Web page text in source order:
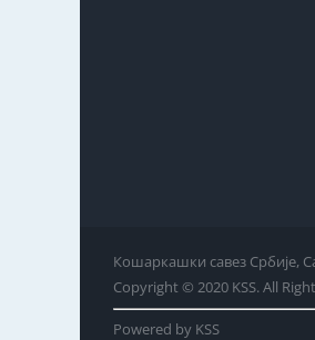
Кошаркашки савез Србије,
Copyright © 2020 KSS. All
Powered by KSS